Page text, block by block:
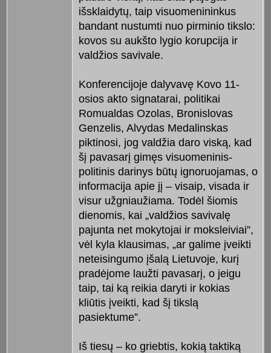
išsklaidytų, taip visuomenininkus
bandant nustumti nuo pirminio tikslo:
kovos su aukšto lygio korupcija ir
valdžios savivale.
Konferencijoje dalyvavę Kovo 11-
osios akto signatarai, politikai
Romualdas Ozolas, Bronislovas
Genzelis, Alvydas Medalinskas
piktinosi, jog valdžia daro viską, kad
šį pavasarį gimęs visuomeninis-
politinis darinys būtų ignoruojamas, o
informacija apie jį – visaip, visada ir
visur užgniaužiama. Todėl šiomis
dienomis, kai „valdžios savivalę
pajunta net mokytojai ir moksleiviai”,
vėl kyla klausimas, „ar galime įveikti
neteisingumo įšalą Lietuvoje, kurį
pradėjome laužti pavasarį, o jeigu
taip, tai ką reikia daryti ir kokias
kliūtis įveikti, kad šį tikslą
pasiektume”.
Iš tiesų – ko griebtis, kokią taktiką